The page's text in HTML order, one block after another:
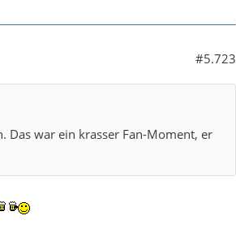
#5.723
Das war ein krasser Fan-Moment, er